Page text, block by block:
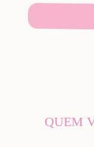
QUEM